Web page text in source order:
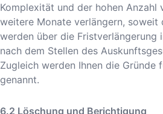
Komplexität und der hohen Anzahl
weitere Monate verlängern,
werden über die Fristverlängerung
nach dem Stellen des
Zugleich werden Ihnen die Gründe
genannt.
Löschung und Berichtigung